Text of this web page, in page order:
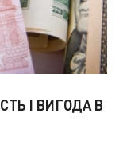
І ВИГОДА В